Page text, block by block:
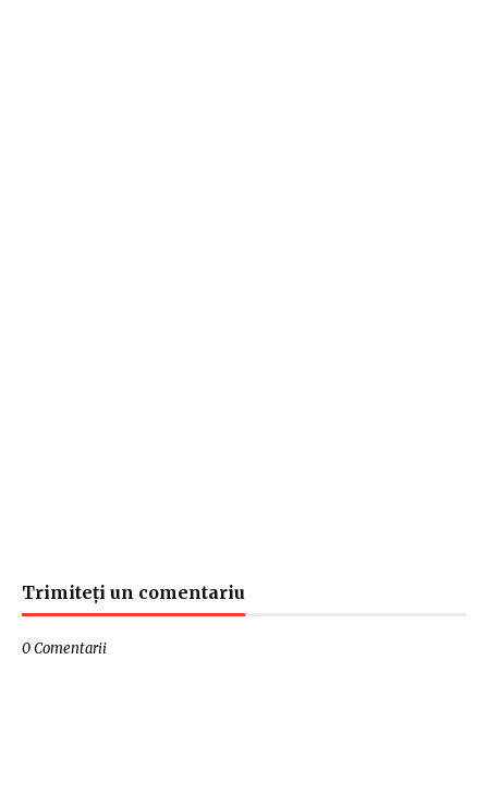
Trimiteți un comentariu
0 Comentarii